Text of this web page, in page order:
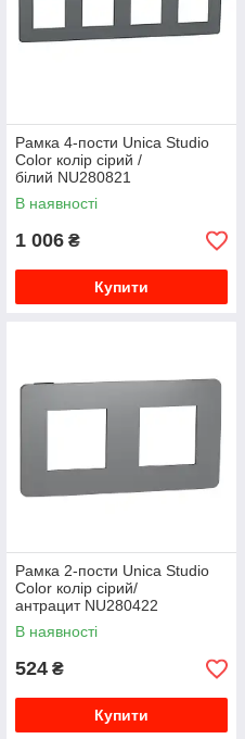
Рамка 4-пости Unica Studio
Color колір сірий /
білий NU280821
В наявності
1 006 ₴
Купити
Рамка 2-пости Unica Studio
Color колір сірий/
антрацит NU280422
В наявності
524 ₴
Купити